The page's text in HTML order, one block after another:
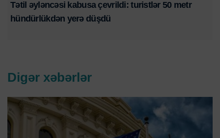
Tətil əyləncəsi kabusa çevrildi: turistlər 50 metr
hündürlükdən yerə düşdü
Digər xəbərlər